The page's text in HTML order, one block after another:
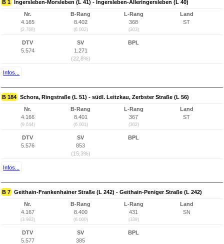
B 1 Ingersleben-Morsleben (L 41) - Ingersleben-Alleringersleben (L 40)
Nr.
4.165
(2.768)
B-Rang
8.402
(6.002)
L-Rang
368
(303)
Land
ST
DTV
5.574
SV
1.271
(22,8%)
BPL
Infos...
B 184 Schora, Ringstraße (L 51) - südl. Leitzkau, Zerbster Straße (L 56)
Nr.
4.166
(9.644)
B-Rang
8.401
(6.001)
L-Rang
367
(302)
Land
ST
DTV
5.576
SV
853
(15,3%)
BPL
Infos...
B 7 Geithain-Frankenhainer Straße (L 242) - Geithain-Peniger Straße (L 242)
Nr.
4.167
(3.983)
B-Rang
8.400
(6.000)
L-Rang
431
(339)
Land
SN
DTV
5.577
SV
385
BPL